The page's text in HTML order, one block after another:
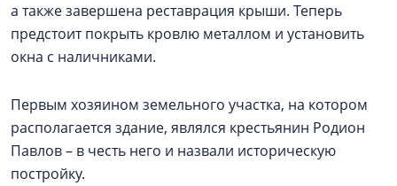
а также завершена реставрация крыши. Теперь
предстоит покрыть кровлю металлом и установить
окна с наличниками.
Первым хозяином земельного участка, на котором
располагается здание, являлся крестьянин Родион
Павлов – в честь него и назвали историческую
постройку.